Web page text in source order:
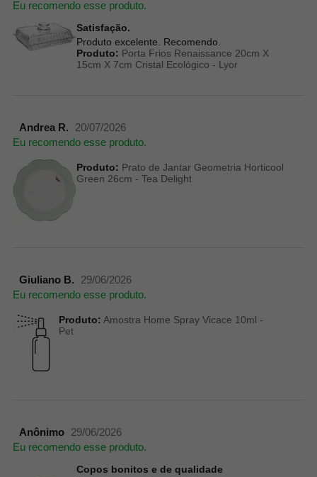
Eu recomendo esse produto.
Satisfação.
Produto excelente. Recomendo.
Produto: Porta Frios Renaissance 20cm X
15cm X 7cm Cristal Ecológico - Lyor
Andrea R.
20/07/2026
Eu recomendo esse produto.
Produto: Prato de Jantar Geometria Horticool
Green 26cm - Tea Delight
Giuliano B.
29/06/2026
Eu recomendo esse produto.
Produto: Amostra Home Spray Vicace 10ml -
Pet
Anônimo
29/06/2026
Eu recomendo esse produto.
Copos bonitos e de qualidade